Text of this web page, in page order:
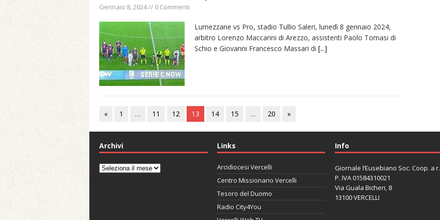
Gennaio 8, 2024 // 0 Commenti
Lumezzane vs Pro, stadio Tullio Saleri, lunedì 8 gennaio 2024,
arbitro Lorenzo Maccarini di Arezzo, assistenti Paolo Tomasi di
Schio e Giovanni Francesco Massari di [...]
« 1 … 11 12 13 14 15 … 20 »
Archivi
Archivi
Links
Arcidiocesi Vercelli
Centro Missionario Vercelli
Tesoro del Duomo
Radio City4You
Info
Giornale l’Eusebiano Soc. Coop. a
P. IVA 01584310021
Via Guala Bicheri, 8
13100 VERCELLI